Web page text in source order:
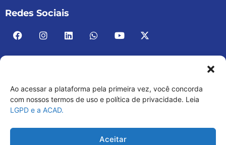
Ao acessar a plataforma pela primeira vez, você concorda
com nossos termos de uso e política de privacidade. Leia
LGPD e a ACAD.
Aceitar
Redes Sociais
ACAD BRASIL – ASSOCIAÇÃO BRASILEIRA DE